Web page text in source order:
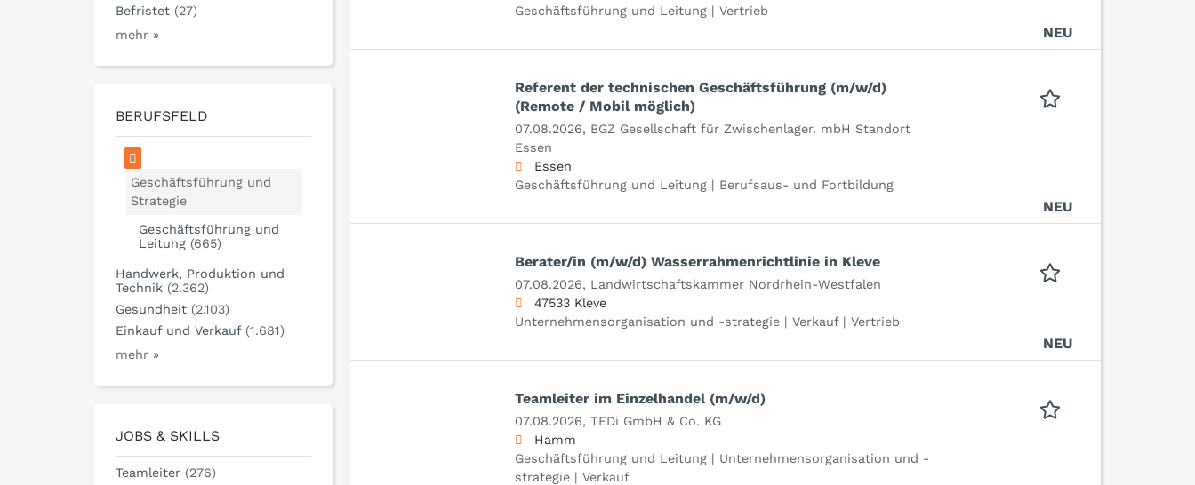
Geschäftsführung und Leitung | Vertrieb
NEU
Referent der technischen Geschäftsführung (m/w/d)
(Remote / Mobil möglich)
07.08.2026, BGZ Gesellschaft für Zwischenlager. mbH Standort
Essen
Essen
Geschäftsführung und Leitung | Berufsaus- und Fortbildung
NEU
Berater/in (m/w/d) Wasserrahmenrichtlinie in Kleve
07.08.2026, Landwirtschaftskammer Nordrhein-Westfalen
47533 Kleve
Unternehmensorganisation und -strategie | Verkauf | Vertrieb
NEU
Teamleiter im Einzelhandel (m/w/d)
07.08.2026, TEDi GmbH & Co. KG
Hamm
Geschäftsführung und Leitung | Unternehmensorganisation und -
strategie | Verkauf
Befristet (27)
mehr »
BERUFSFELD
Geschäftsführung und
Strategie
Geschäftsführung und
Leitung (665)
Handwerk, Produktion und
Technik (2.362)
Gesundheit (2.103)
Einkauf und Verkauf (1.681)
mehr »
JOBS & SKILLS
Teamleiter (276)